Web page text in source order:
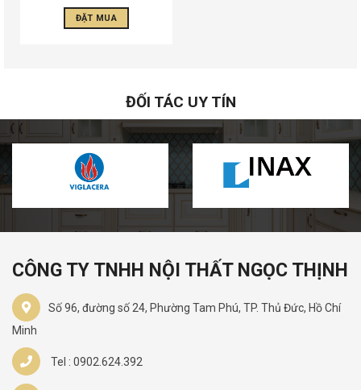
ĐẶT MUA
ĐỐI TÁC UY TÍN
CÔNG TY TNHH NỘI THẤT NGỌC THỊNH
Số 96, đường số 24, Phường Tam Phú, TP. Thủ Đức, Hồ Chí
Minh
Tel : 0902.624.392